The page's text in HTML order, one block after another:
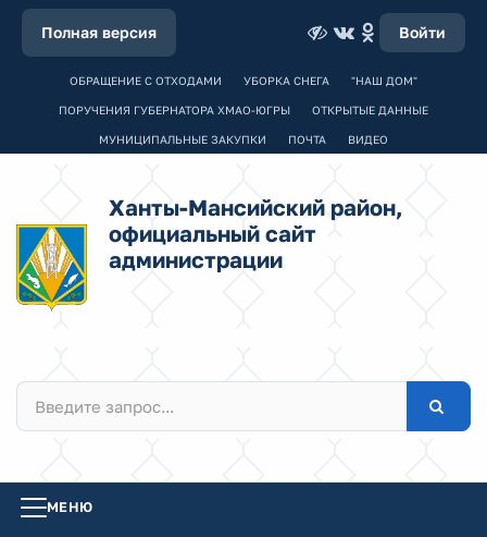
Полная версия Войти
ОБРАЩЕНИЕ С ОТХОДАМИ УБОРКА СНЕГА "НАШ ДОМ"
ПОРУЧЕНИЯ ГУБЕРНАТОРА ХМАО-ЮГРЫ ОТКРЫТЫЕ ДАННЫЕ
МУНИЦИПАЛЬНЫЕ ЗАКУПКИ ПОЧТА ВИДЕО
Ханты-Мансийский район,
официальный сайт
администрации
МЕНЮ